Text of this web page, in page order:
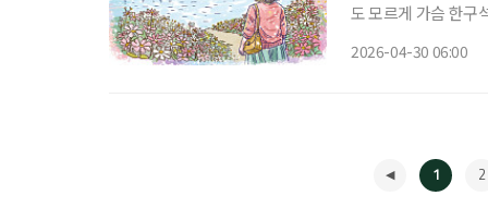
도 모르게 가슴 한구
2026-04-30 06:00
1 2